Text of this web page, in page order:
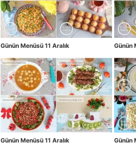
Günün Menüsü 11 Aralık Günün
Günün Menüsü 11 Aralık Günün